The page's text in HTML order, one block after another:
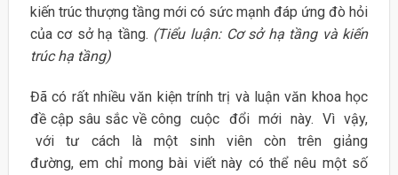
kiến trúc thượng tầng mới có sức mạnh đáp ứng đò hỏi
của cơ sở hạ tầng. (Tiểu luận: Cơ sở hạ tầng và kiến
trúc hạ tầng)
Đã có rất nhiều văn kiện trính trị và luận văn khoa học
đề cập sâu sắc về công cuộc đổi mới này. Vì vậy,
với tư cách là một sinh viên còn trên giảng
đường, em chỉ mong bài viết này có thể nêu một số